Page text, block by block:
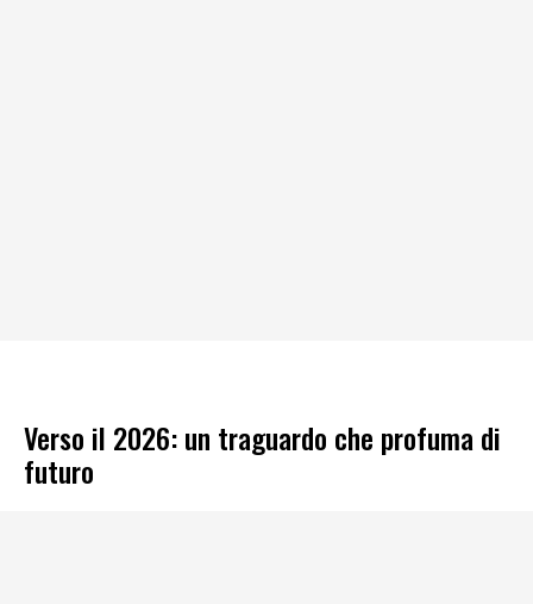
Verso il 2026: un traguardo che profuma di
futuro